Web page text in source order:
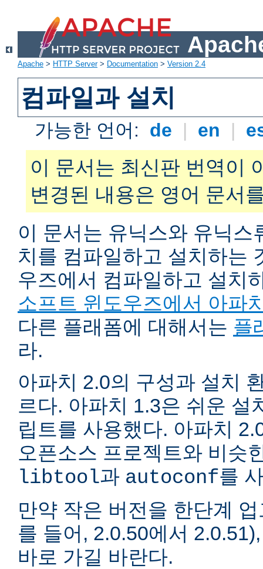
Apache > HTTP Server> Documentation > Version 2.4
컴파일과 설치
가능한 언어: de | en |
이 문서는 최신판 번역이
변경된 내용은 영어 문서
이 문서는 유닉스와 유닉스
치를 컴파일하고 설치하는
우즈에서 컴파일하고 설치
소프트 윈도우즈에서 아파
다른 플래폼에 대해서는 플
라.
아파치 2.0의 구성과 설치
르다. 아파치 1.3은 쉬운 설
립트를 사용했다. 아파치
오픈소스 프로젝트와 비슷
libtool과 autoconf를
만약 작은 버전을 한단계
를 들어, 2.0.50에서
바로 가길 바란다.